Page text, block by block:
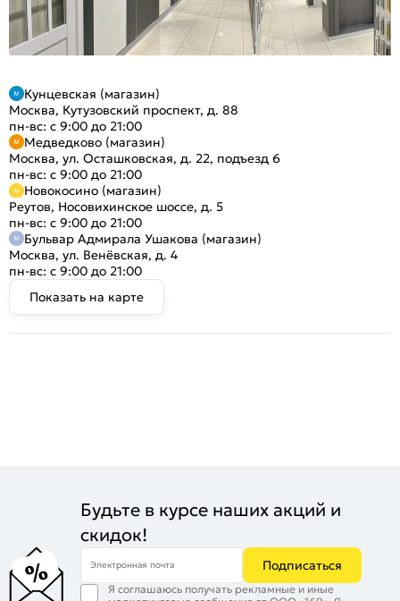
Кунцевская (магазин)
Москва, Кутузовский проспект, д. 88
пн-вс: с 9:00 до 21:00
Медведково (магазин)
Москва, ул. Осташковская, д. 22, подъезд 6
пн-вс: с 9:00 до 21:00
Новокосино (магазин)
Реутов, Носовихинское шоссе, д. 5
пн-вс: с 9:00 до 21:00
Бульвар Адмирала Ушакова (магазин)
Москва, ул. Венёвская, д. 4
пн-вс: с 9:00 до 21:00
Показать на карте
Будьте в курсе наших акций и
скидок!
Электронная почта Подписаться
Я соглашаюсь получать рекламные и иные